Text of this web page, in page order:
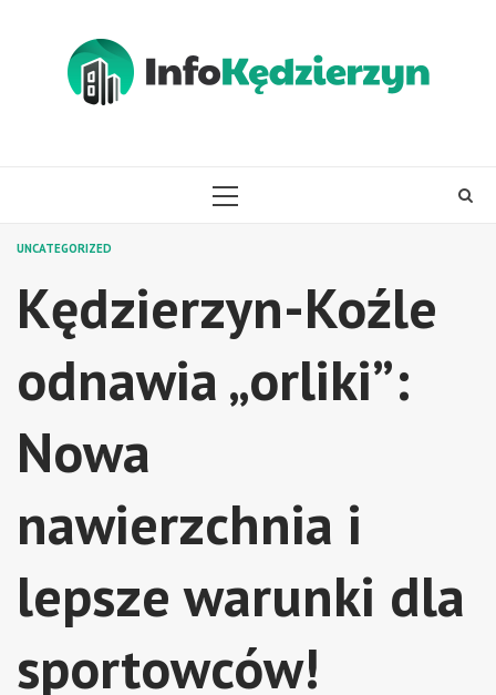
PRIMARY
UNCATEGORIZED
Kędzierzyn-Koźle
odnawia „orliki”:
Nowa
nawierzchnia i
lepsze warunki dla
sportowców!